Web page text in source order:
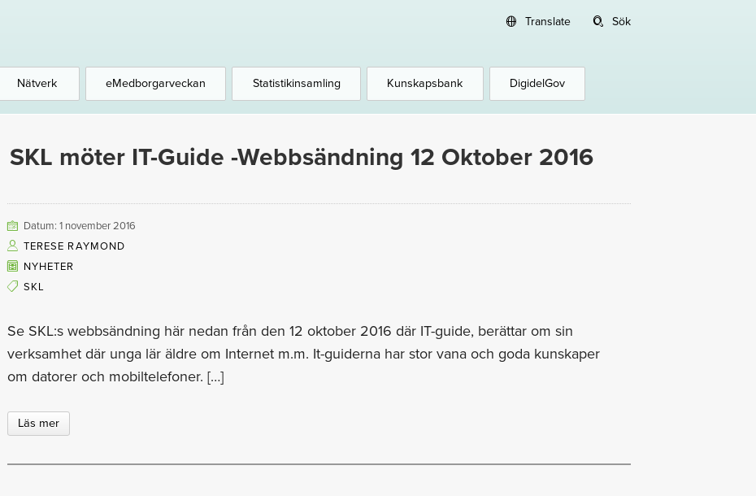
Translate Sök
Nätverk eMedborgarveckan Statistikinsamling Kunskapsbank DigidelGov
SKL möter IT-Guide -Webbsändning 12 Oktober 2016
Datum: 1 november 2016
TERESE RAYMOND
NYHETER
SKL
Se SKL:s webbsändning här nedan från den 12 oktober 2016 där IT-guide, berättar om sin
verksamhet där unga lär äldre om Internet m.m. It-guiderna har stor vana och goda kunskaper
om datorer och mobiltelefoner. […]
Läs mer